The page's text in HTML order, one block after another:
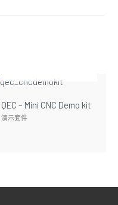
QEC – Mini CNC Demo kit
演示套件